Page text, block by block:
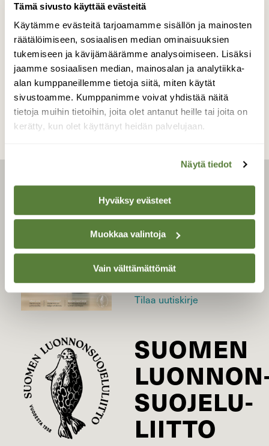
Tämä sivusto käyttää evästeitä
Käytämme evästeitä tarjoamamme sisällön ja mainosten
räätälöimiseen, sosiaalisen median ominaisuuksien
tukemiseen ja kävijämäärämme analysoimiseen. Lisäksi
jaamme sosiaalisen median, mainosalan ja analytiikka-
alan kumppaneillemme tietoja siitä, miten käytät
sivustoamme. Kumppanimme voivat yhdistää näitä
tietoja muihin tietoihin, joita olet antanut heille tai joita on
kerätty, kun olet käyttänyt heidän palvelujaan.
Näytä tiedot
Hyväksy evästeet
Muokkaa valintoja
Vain välttämättömät
Pihakuusen oksalla lempeili nuori oravapari.
Kuvaaja: Jukka Vaittinen
Kilpailun etusivulle
LEHTI
Uusin lehti
Tilaa Suomen Luonto
Tilaa digilukuoikeus
Äänestä parasta juttua
Tilaa uutiskirje
SUOMEN
SUOJELU­
LIITTO